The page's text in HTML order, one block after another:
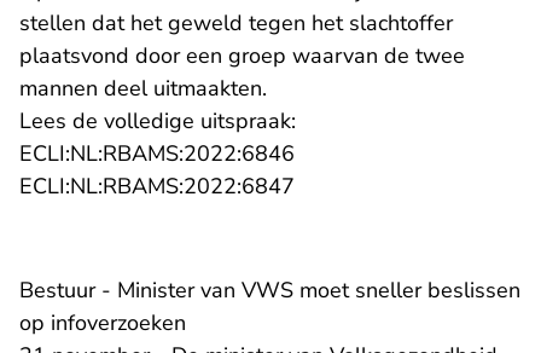
stellen dat het geweld tegen het slachtoffer
plaatsvond door een groep waarvan de twee
mannen deel uitmaakten.
Lees de volledige uitspraak:
ECLI:NL:RBAMS:2022:6846
ECLI:NL:RBAMS:2022:6847
Bestuur - Minister van VWS moet sneller beslissen
op infoverzoeken